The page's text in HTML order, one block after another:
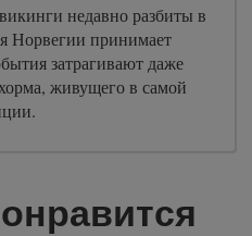
недавно разбиты в
Норвегии принимает
затрагивают даже
живущего в самой